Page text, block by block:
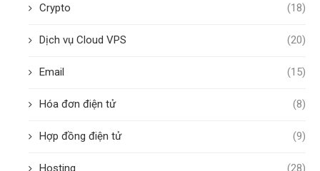
Crypto (18)
Dịch vụ Cloud VPS (20)
Email (15)
Hóa đơn điện tử (8)
Hợp đồng điện tử (9)
Hosting (28)